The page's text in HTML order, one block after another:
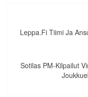
selaus
Leppa.fi Tiimi Ja
Sotilas PM-Kilpailut